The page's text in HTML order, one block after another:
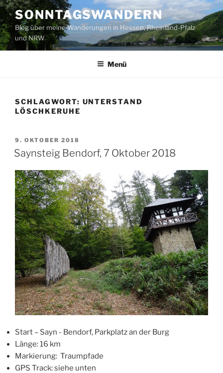
Zum
Inhalt
springen
SONNTAGSWANDERN
Blog über meine Wanderungen in Hessen, Rheinland-Pfalz
und NRW
Menü
SCHLAGWORT: UNTERSTAND
LÖSCHKERUHE
VERÖFFENTLICHT
AM
9. OKTOBER 2018
Saynsteig Bendorf, 7 Oktober 2018
Start – Sayn - Bendorf, Parkplatz an der Burg
Länge: 16 km
Markierung: Traumpfade
GPS Track: siehe unten